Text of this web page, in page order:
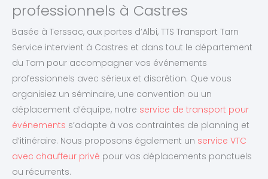
professionnels à Castres
Basée à Terssac, aux portes d’Albi, TTS Transport Tarn
Service intervient à Castres et dans tout le département
du Tarn pour accompagner vos événements
professionnels avec sérieux et discrétion. Que vous
organisiez un séminaire, une convention ou un
déplacement d’équipe, notre service de transport pour
événements s’adapte à vos contraintes de planning et
d’itinéraire. Nous proposons également un service VTC
avec chauffeur privé pour vos déplacements ponctuels
ou récurrents.